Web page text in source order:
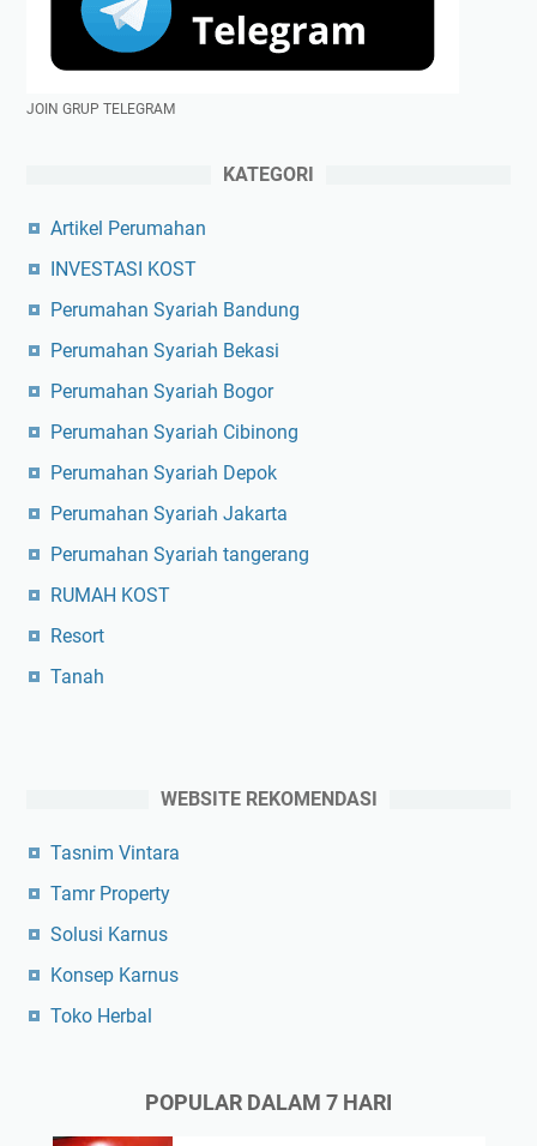
JOIN GRUP TELEGRAM
KATEGORI
Artikel Perumahan
INVESTASI KOST
Perumahan Syariah Bandung
Perumahan Syariah Bekasi
Perumahan Syariah Bogor
Perumahan Syariah Cibinong
Perumahan Syariah Depok
Perumahan Syariah Jakarta
Perumahan Syariah tangerang
RUMAH KOST
Resort
Tanah
WEBSITE REKOMENDASI
Tasnim Vintara
Tamr Property
Solusi Karnus
Konsep Karnus
Toko Herbal
POPULAR DALAM 7 HARI